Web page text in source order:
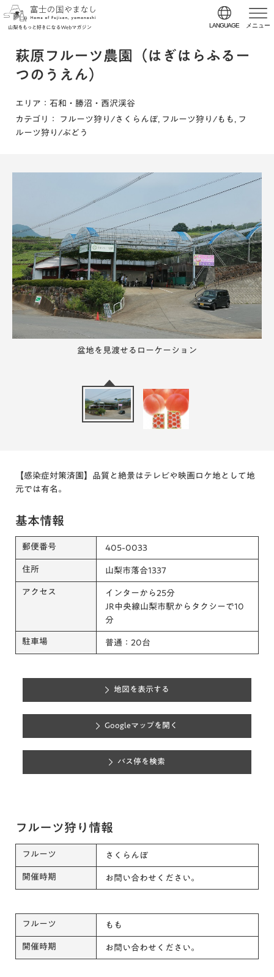
LANGUAGE メニュー
萩原フルーツ農園（はぎはらふるー
つのうえん）
エリア ：石和・勝沼・西沢渓谷
カテゴリ
： フルーツ狩り/さくらんぼ, フルーツ狩り/もも , フ
ルーツ狩り/ぶどう
盆地を見渡せるローケーション
新鮮な桃、郵送も承っています。
【感染症対策済園】品質と絶景はテレビや映画ロケ地として地
元では有名。
基本情報
郵便番号 405-0033
住所 山梨市落合1337
アクセス
インターから25分
JR中央線山梨市駅からタクシーで10
分
駐車場 普通：20台
地図を表示する
Googleマップを開く
バス停を検索
フルーツ狩り情報
フルーツ さくらんぼ
開催時期 お問い合わせください。
フルーツ もも
開催時期 お問い合わせください。